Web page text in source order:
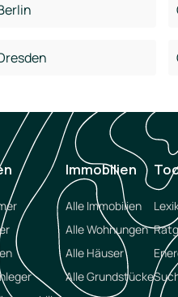
Immobilien
Alle Immobilien
Alle Wohnungen
Alle Häuser
Alle Grundstücke